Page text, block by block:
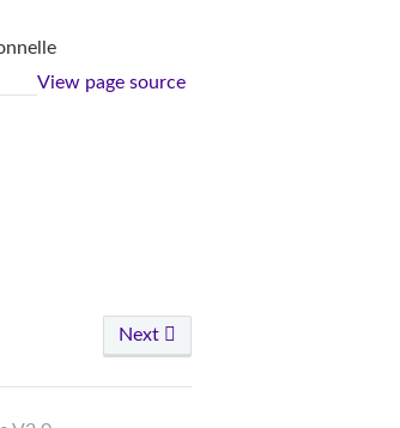
View page source
Next